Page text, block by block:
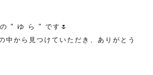
" ゆ ら " です🌷
中から見つけていただき、ありがとう